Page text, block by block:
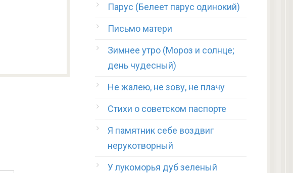
Парус (Белеет парус одинокий)
Письмо матери
Зимнее утро (Мороз и солнце;
день чудесный)
Не жалею, не зову, не плачу
Стихи о советском паспорте
Я памятник себе воздвиг
нерукотворный
У лукоморья дуб зеленый